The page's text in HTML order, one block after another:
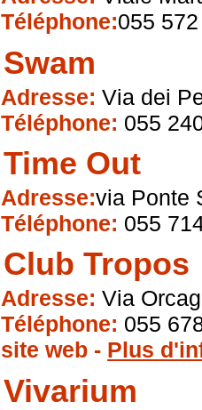
Téléphone:055
Swam
Adresse: Via dei
Téléphone: 055
Time Out
Adresse:via Ponte
Téléphone: 055
Club Tropos
Adresse: Via
Téléphone: 055
site web - Plus
Vivarium